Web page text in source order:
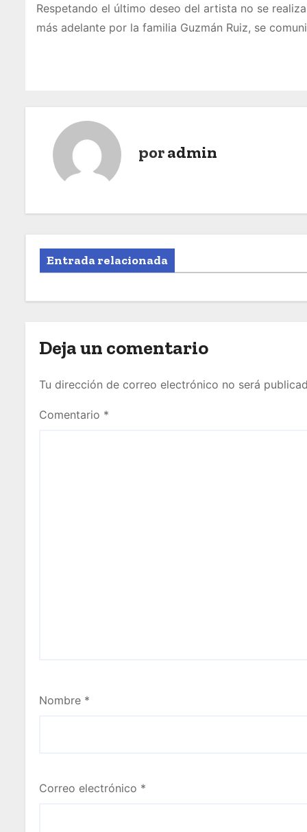
Respetando el último deseo del artista no se
más adelante por la familia Guzmán Ruiz, se
poradmin
Entrada relacionada
Deja un comentario
Tu dirección de correo electrónico no será
Comentario *
Nombre *
Correo electrónico *